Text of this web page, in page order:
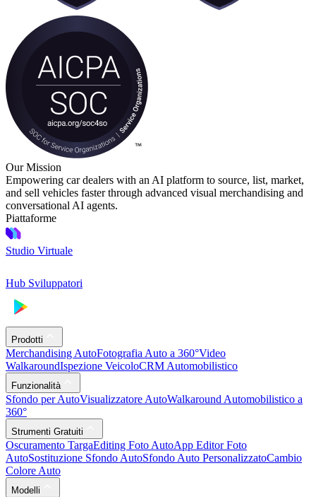
Our Mission
Empowering car dealers with an AI platform to source, list, market,
and sell vehicles faster through advanced visual merchandising and
conversational AI agents.
Piattaforme
Studio Virtuale
Hub Sviluppatori
Prodotti
Merchandising AutoFotografia Auto a 360°Video
WalkaroundIspezione VeicoloCRM Automobilistico
Funzionalità
Sfondo per AutoVisualizzatore AutoWalkaround Automobilistico a
360°
Strumenti Gratuiti
Oscuramento TargaEditing Foto AutoApp Editor Foto
AutoSostituzione Sfondo AutoSfondo Auto PersonalizzatoCambio
Colore Auto
Modelli